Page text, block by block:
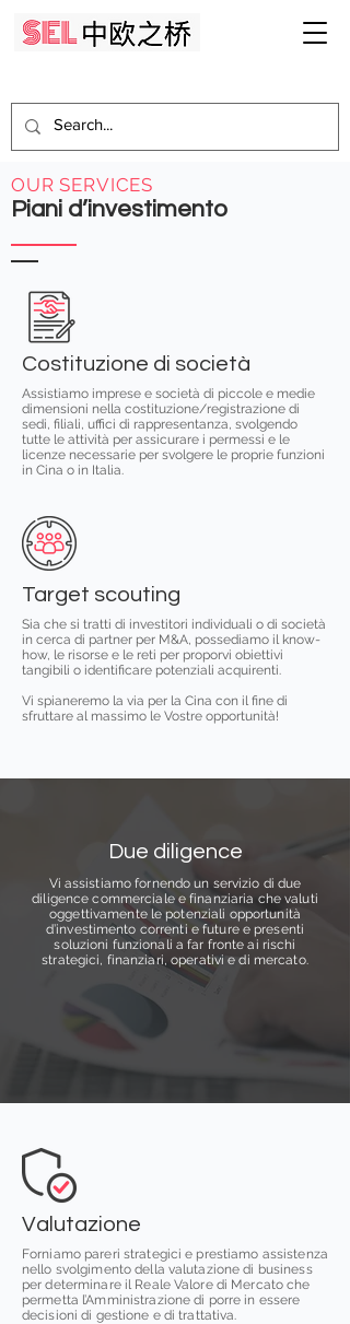
OUR SERVICES
Piani d’investimento
Costituzione di società
Assistiamo imprese e società di piccole e medie
dimensioni nella costituzione/registrazione di
sedi, filiali, uffici di rappresentanza, svolgendo
tutte le attività per assicurare i permessi e le
licenze necessarie per svolgere le proprie funzioni
in Cina o in Italia.
Target scouting
Sia che si tratti di investitori individuali o di società
in cerca di partner per M&A, possediamo il know-
how, le risorse e le reti per proporvi obiettivi
tangibili o identificare potenziali acquirenti.
Vi spianeremo la via per la Cina con il fine di
sfruttare al massimo le Vostre opportunità!
Due diligence
Vi assistiamo fornendo un servizio di due
diligence commerciale e finanziaria che valuti
oggettivamente le potenziali opportunità
d’investimento correnti e future e presenti
soluzioni funzionali a far fronte ai rischi
strategici, finanziari, operativi e di mercato.
Valutazione
Forniamo pareri strategici e prestiamo assistenza
nello svolgimento della valutazione di business
per determinare il Reale Valore di Mercato che
permetta l’Amministrazione di porre in essere
decisioni di gestione e di trattativa.